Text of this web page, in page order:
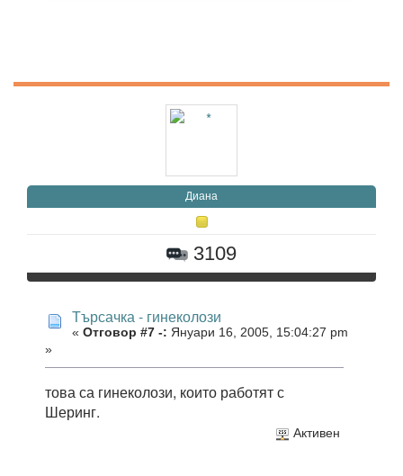
Диана
3109
Търсачка - гинеколози
« Отговор #7 -: Януари 16, 2005, 15:04:27 pm
»
това са гинеколози, които работят с
Шеринг.
Активен